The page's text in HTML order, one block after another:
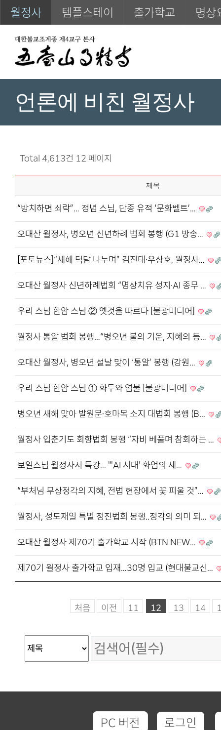
월정사 템플스테이 출가학교 명상
언론에 비친 월정사
Total 4,613건 12 페이지
제목
“방치하면 쇠락”… 정념 스님, 단종 유적 ‘문화벨트’…
오대산 월정사, 병오년 신년하례 법회 봉행 (G1 방송…
[포토뉴스]“새해 덕담 나누며” 김진태·우상호, 월정사…
오대산 월정사 신년하례법회 “명상치유 성지·AI 종무 …
우리 스님 한암 스님 ② 옛것을 따르다 [불광미디어]
월정사 통알 법회 봉행…“병오년 불의 기운, 지혜의 등…
오대산 월정사, 병오년 설날 맞이 ‘통알’ 봉행 (강원…
우리 스님 한암 스님 ① 화두와 염불 [불광미디어]
병오년 새해 맞아 발원문·호마목 소지 대법회 봉행 (B…
월정사 입춘기도 회향법회 봉행 “자비 베풀며 참회하는 …
보일스님 월정사서 특강... "'AI 시대' 화엄의 세…
“부처님 무상정각의 지혜, 전법 현장에서 꽃 피울 것”…
월정사, 성도재일 특별 정진법회 봉행..정각의 의미 되…
오대산 월정사 제70기 출가학교 시작 (BTN NEW…
제70기 월정사 출가학교 입재…30명 입교 (현대불교신…
처음 이전 11 12 13 14
PC 버전 로그인